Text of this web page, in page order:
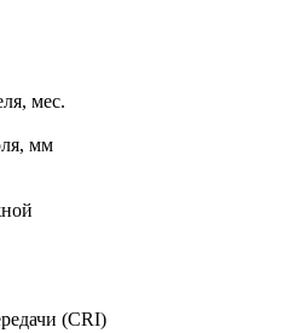
мес.
мм
(CRI)